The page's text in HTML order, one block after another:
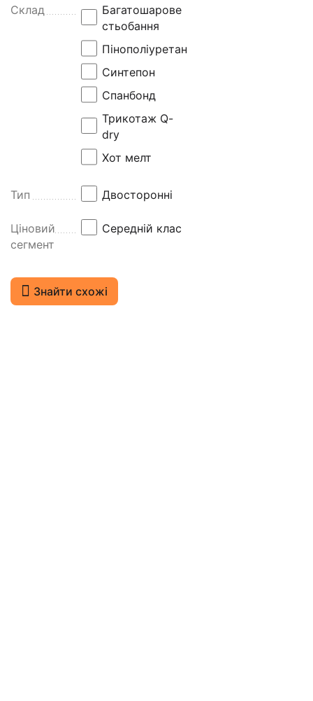
л
о
0
р
к
і
Склад
Багатошарове
стьобання
Пінополіуретан
Синтепон
Спанбонд
Трикотаж Q-
dry
Хот мелт
Тип Двосторонні
Ціновий
сегмент
Середній клас
Знайти схожі